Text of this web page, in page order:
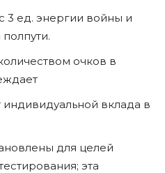
3 ед. энергии войны и
очков в
индивидуальной вклада в
для целей
эта